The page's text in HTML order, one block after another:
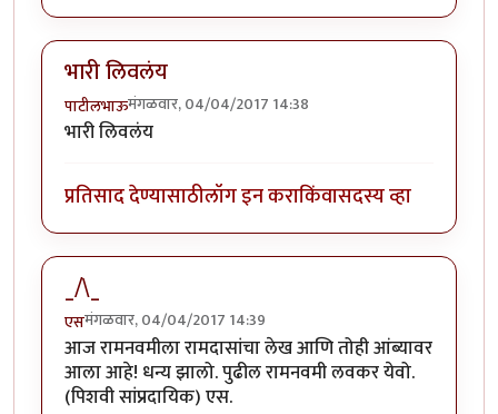
भारी लिवलंय
पाटीलभाऊमंगळवार, 04/04/2017 14:38
भारी लिवलंय
प्रतिसाद देण्यासाठीलॉग इन कराकिंवासदस्य व्हा
_/\_
एसमंगळवार, 04/04/2017 14:39
आज रामनवमीला रामदासांचा लेख आणि तोही आंब्यावर
आला आहे! धन्य झालो. पुढील रामनवमी लवकर येवो.
(पिशवी सांप्रदायिक) एस.